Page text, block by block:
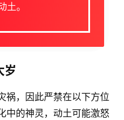
土。
岁
祸，因此严禁在以下方位
中的神灵，动土可能激怒